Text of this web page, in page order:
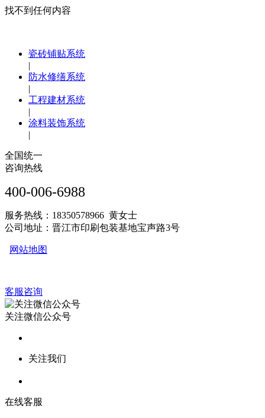
找不到任何内容
瓷砖铺贴系统
|
防水修缮系统
|
工程建材系统
|
涂料装饰系统
|
全国统一
咨询热线
400-006-6988
服务热线：18350578966 黄女士
公司地址：晋江市印刷包装基地宝声路3号
网站地图
客服咨询
关注微信公众号
关注我们
在线客服